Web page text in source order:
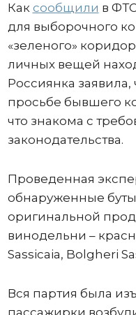
Как сообщили в
для выборочного
«зеленого»
личных вещей
Россиянка заявила,
просьбе бывшего
что знакома с
законодательства.
Проведенная
обнаруженные
оригинальной
винодельни –
Sassicaia, Bolgheri
Вся партия была